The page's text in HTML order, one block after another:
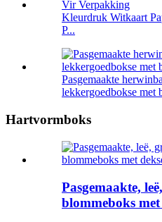
Kleurdruk Witkaart
P...
Pasgemaakte
lekkergoedbokse met
Hartvormboks
Pasgemaakte,
blommeboks met